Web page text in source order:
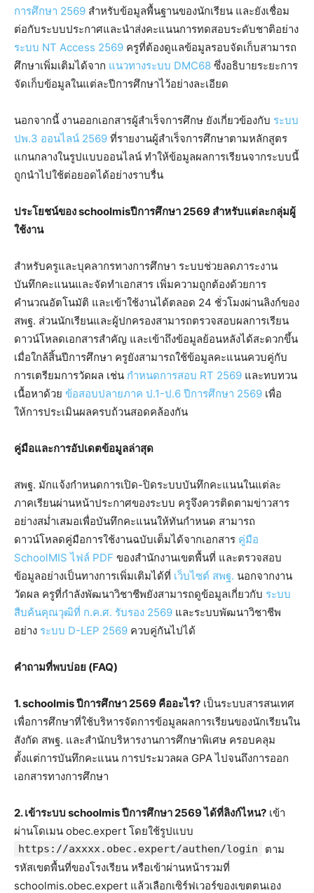
การศึกษา 2569 สำหรับข้อมูลพื้นฐานของนักเรียน และยังเชื่อม
ต่อกับระบบประกาศและนำส่งคะแนนการทดสอบระดับชาติอย่าง
ระบบ NT Access 2569 ครูที่ต้องดูแลข้อมูลรอบจัดเก็บสามารถ
ศึกษาเพิ่มเติมได้จาก แนวทางระบบ DMC68 ซึ่งอธิบายระยะการ
จัดเก็บข้อมูลในแต่ละปีการศึกษาไว้อย่างละเอียด
นอกจากนี้ งานออกเอกสารผู้สำเร็จการศึกษ ยังเกี่ยวข้องกับ ระบบ
ปพ.3 ออนไลน์ 2569 ที่รายงานผู้สำเร็จการศึกษาตามหลักสูตร
แกนกลางในรูปแบบออนไลน์ ทำให้ข้อมูลผลการเรียนจากระบบนี้
ถูกนำไปใช้ต่อยอดได้อย่างราบรื่น
ประโยชน์ของ schoolmisปีการศึกษา 2569 สำหรับแต่ละกลุ่มผู้
ใช้งาน
สำหรับครูและบุคลากรทางการศึกษา ระบบช่วยลดภาระงาน
บันทึกคะแนนและจัดทำเอกสาร เพิ่มความถูกต้องด้วยการ
คำนวณอัตโนมัติ และเข้าใช้งานได้ตลอด 24 ชั่วโมงผ่านลิงก์ของ
สพฐ. ส่วนนักเรียนและผู้ปกครองสามารถตรวจสอบผลการเรียน
ดาวน์โหลดเอกสารสำคัญ และเข้าถึงข้อมูลย้อนหลังได้สะดวกขึ้น
เมื่อใกล้สิ้นปีการศึกษา ครูยังสามารถใช้ข้อมูลคะแนนควบคู่กับ
การเตรียมการวัดผล เช่น กำหนดการสอบ RT 2569 และทบทวน
เนื้อหาด้วย ข้อสอบปลายภาค ป.1-ป.6 ปีการศึกษา 2569 เพื่อ
ให้การประเมินผลครบถ้วนสอดคล้องกัน
คู่มือและการอัปเดตข้อมูลล่าสุด
สพฐ. มักแจ้งกำหนดการเปิด-ปิดระบบบันทึกคะแนนในแต่ละ
ภาคเรียนผ่านหน้าประกาศของระบบ ครูจึงควรติดตามข่าวสาร
อย่างสม่ำเสมอเพื่อบันทึกคะแนนให้ทันกำหนด สามารถ
ดาวน์โหลดคู่มือการใช้งานฉบับเต็มได้จากเอกสาร คู่มือ
SchoolMIS ไฟล์ PDF ของสำนักงานเขตพื้นที่ และตรวจสอบ
ข้อมูลอย่างเป็นทางการเพิ่มเติมได้ที่ เว็บไซต์ สพฐ. นอกจากงาน
วัดผล ครูที่กำลังพัฒนาวิชาชีพยังสามารถดูข้อมูลเกี่ยวกับ ระบบ
สืบค้นคุณวุฒิที่ ก.ค.ศ. รับรอง 2569 และระบบพัฒนาวิชาชีพ
อย่าง ระบบ D-LEP 2569 ควบคู่กันไปได้
คำถามที่พบบ่อย (FAQ)
1. schoolmis ปีการศึกษา 2569 คืออะไร? เป็นระบบสารสนเทศ
เพื่อการศึกษาที่ใช้บริหารจัดการข้อมูลผลการเรียนของนักเรียนใน
สังกัด สพฐ. และสำนักบริหารงานการศึกษาพิเศษ ครอบคลุม
ตั้งแต่การบันทึกคะแนน การประมวลผล GPA ไปจนถึงการออก
เอกสารทางการศึกษา
2. เข้าระบบ schoolmis ปีการศึกษา 2569 ได้ที่ลิงก์ไหน? เข้า
ผ่านโดเมน obec.expert โดยใช้รูปแบบ
https://axxxx.obec.expert/authen/login
ตาม
รหัสเขตพื้นที่ของโรงเรียน หรือเข้าผ่านหน้ารวมที่
schoolmis.obec.expert แล้วเลือกเซิร์ฟเวอร์ของเขตตนเอง